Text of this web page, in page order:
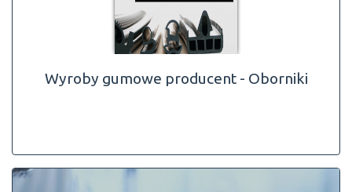
Wyroby gumowe producent - Oborniki